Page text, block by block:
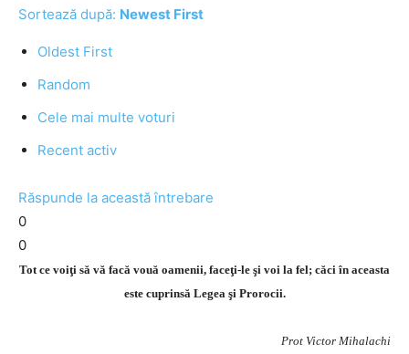
Sortează după: Newest First
Oldest First
Random
Cele mai multe voturi
Recent activ
Răspunde la această întrebare
0
0
Tot ce voiţi să vă facă vouă oamenii, faceţi-le şi voi la fel; căci în aceasta
este cuprinsă Legea şi Prorocii.
Prot Victor Mihalachi